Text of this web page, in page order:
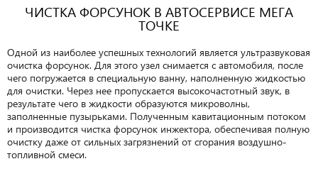
ЧИСТКА ФОРСУНОК В АВТОСЕРВИСЕ МЕГА
ТОЧКЕ
Одной из наиболее успешных технологий является ультразвуковая
очистка форсунок. Для этого узел снимается с автомобиля, после
чего погружается в специальную ванну, наполненную жидкостью
для очистки. Через нее пропускается высокочастотный звук, в
результате чего в жидкости образуются микроволны,
заполненные пузырьками. Полученным кавитационным потоком
и производится чистка форсунок инжектора, обеспечивая полную
очистку даже от сильных загрязнений от сгорания воздушно-
топливной смеси.